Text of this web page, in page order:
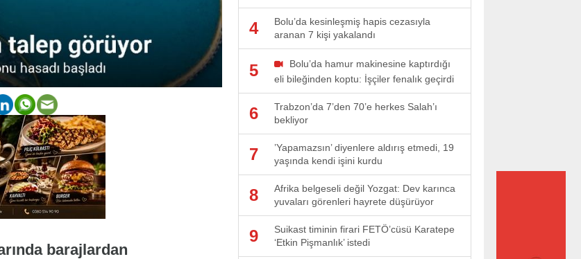
barajlardan
4
Bolu’da kesinleşmiş hapis cezasıyla
aranan 7 kişi yakalandı
5
Bolu’da hamur makinesine kaptırdığı
eli bileğinden koptu: İşçiler fenalık geçirdi
6
Trabzon’da 7’den 70’e herkes Salah’ı
bekliyor
7
’Yapamazsın’ diyenlere aldırış etmedi, 19
yaşında kendi işini kurdu
8
Afrika belgeseli değil Yozgat: Dev karınca
yuvaları görenleri hayrete düşürüyor
9
Suikast timinin firari FETÖ’cüsü Karatepe
‘Etkin Pişmanlık’ istedi